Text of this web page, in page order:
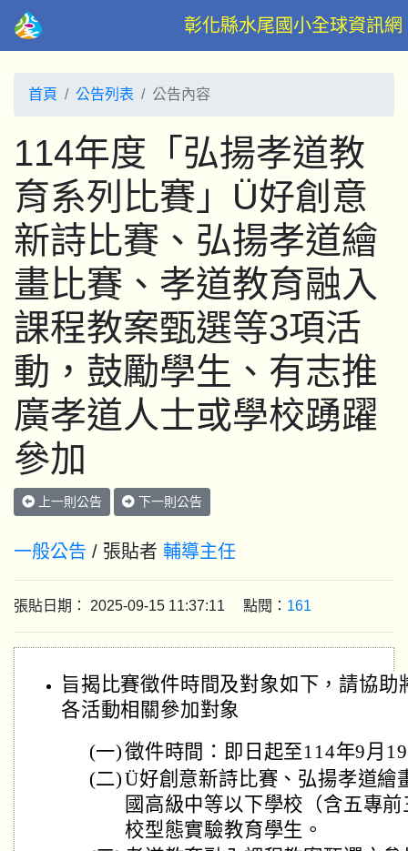
彰化縣水尾國小全球資訊網
首頁 公告列表 公告內容
114年度「弘揚孝道教
育系列比賽」Ü好創意
新詩比賽、弘揚孝道繪
畫比賽、孝道教育融入
課程教案甄選等3項活
動，鼓勵學生、有志推
廣孝道人士或學校踴躍
參加
上一則公告 下一則公告
一般公告 / 張貼者 輔導主任
張貼日期： 2025-09-15 11:37:11 點閱： 161
旨揭比賽徵件時間及對象如下，請協助
各活動相關參加對象
(一)徵件時間：即日起至114年9月
(二)Ü好創意新詩比賽、弘揚孝道繪
國高級中等以下學校（含五專
校型態實驗教育學生。